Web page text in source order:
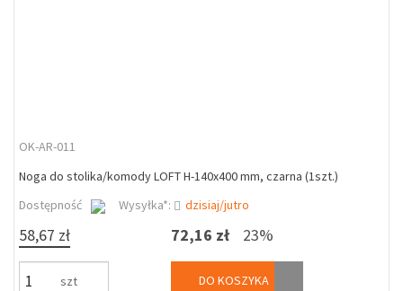
OK-AR-011
Noga do stolika/komody LOFT H-140x400 mm, czarna (1szt.)
Dostępność
Wysyłka*: dzisiaj/jutro
58,67 zł
szt
72,16 zł 23%
DO KOSZYKA